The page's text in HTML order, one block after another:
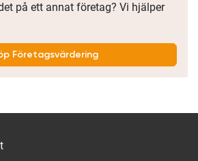
på ett annat företag? Vi hjälper
Företagsvärdering